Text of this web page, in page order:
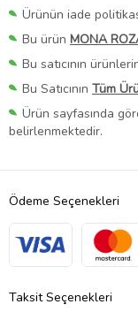
Ürünün iade
Bu ürün MONA
Bu satıcının
Bu Satıcının Tüm
Ürün sayfasında
belirlenmektedir.
Ödeme Seçenekleri
Taksit Seçenekleri